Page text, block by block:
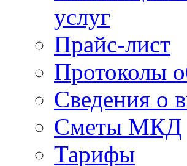
услуг
Прайс-лист
Протоколы
Сведения о
Сметы МКД
Тарифы